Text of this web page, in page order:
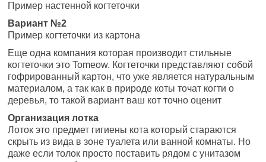
Пример настенной когтеточки
Вариант №2
Пример когтеточки из картона
Еще одна компания которая производит стильные
когтеточки это Tomeow. Когтеточки представляют собой
гофрированный картон, что уже является натуральным
материалом, а так как в природе коты точат когти о
деревья, то такой вариант ваш кот точно оценит
Организация лотка
Лоток это предмет гигиены кота который стараются
скрыть из вида в зоне туалета или ванной комнаты. Но
даже если толок просто поставить рядом с унитазом